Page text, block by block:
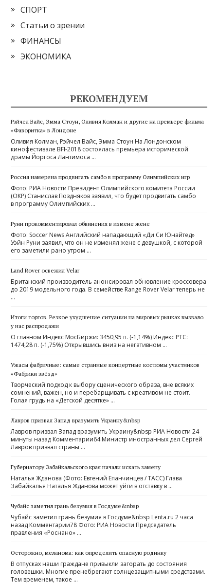
СПОРТ
Статьи о зрении
ФИНАНСЫ
ЭКОНОМИКА
РЕКОМЕНДУЕМ
Рэйчел Вайс, Эмма Стоун, Оливия Колман и другие на премьере фильма
«Фаворитка» в Лондоне
Оливия Колман, Рэйчел Вайс, Эмма Стоун На Лондонском
кинофестивале BFI-2018 состоялась премьера исторической
драмы Йоргоса Лантимоса …
Россия намерена продвигать самбо в программу Олимпийских игр
Фото: РИА Новости Президент Олимпийского комитета России
(ОКР) Станислав Поздняков заявил, что будет продвигать самбо
в программу Олимпийских …
Руни прокомментировал обвинения в измене жене
Фото: Soccer News Английский нападающий «Ди Си Юнайтед»
Уэйн Руни заявил, что он не изменял жене с девушкой, с которой
его заметили рано утром …
Land Rover освежил Velar
Британский производитель анонсировал обновление кроссовера
до 2019 модельного года. В семействе Range Rover Velar теперь не
…
Итоги торгов. Резкое ухудшение ситуации на мировых рынках вызвало
у нас распродажи
О главном Индекс МосБиржи: 3450,95 п. (-1,14%) Индекс РТС:
1474,28 п. (-1,75%) Открывшись вниз на негативном …
Ужасы фабричные: самые странные концертные костюмы участников
«Фабрики звёзд»
Творческий подход к выбору сценического образа, вне всяких
сомнений, важен, но и перебарщивать с креативом не стоит.
Голая грудь на «Детской десятке» …
Лавров призвал Запад вразумить Украину&nbsp
Лавров призвал Запад вразумить Украину&nbsp РИА Новости 24
минуты назад Комментарии64 Министр иностранных дел Сергей
Лавров призвал страны …
Губернатору Забайкальского края начали искать замену
Наталья Жданова (Фото: Евгений Епанчинцев / ТАСС) Глава
Забайкалья Наталья Жданова может уйти в отставку в …
Чубайс заметил грань безумия в Госдуме&nbsp
Чубайс заметил грань безумия в Госдуме&nbsp Lenta.ru 2 часа
назад Комментарии78 Фото: РИА Новости Председатель
правления «Роснано» …
Осторожно, меланома: как определить опасную родинку
В отпусках наши граждане привыкли загорать до состояния
головешки. Многие пренебрегают солнцезащитными средствами.
Тем временем, такое …